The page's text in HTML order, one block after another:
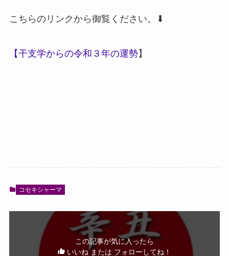
こちらのリンクから御覧ください。⬇
【干支学からの令和３年の運勢 】
コセキシャーマ
この記事が気に入ったら
いいね または フォローしてね！